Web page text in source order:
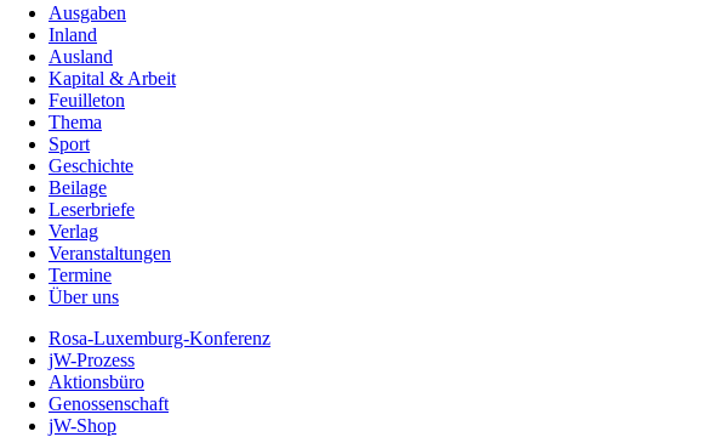
Ausgaben
Inland
Ausland
Kapital & Arbeit
Feuilleton
Thema
Sport
Geschichte
Beilage
Leserbriefe
Verlag
Veranstaltungen
Termine
Über uns
Rosa-Luxemburg-Konferenz
jW-Prozess
Aktionsbüro
Genossenschaft
jW-Shop